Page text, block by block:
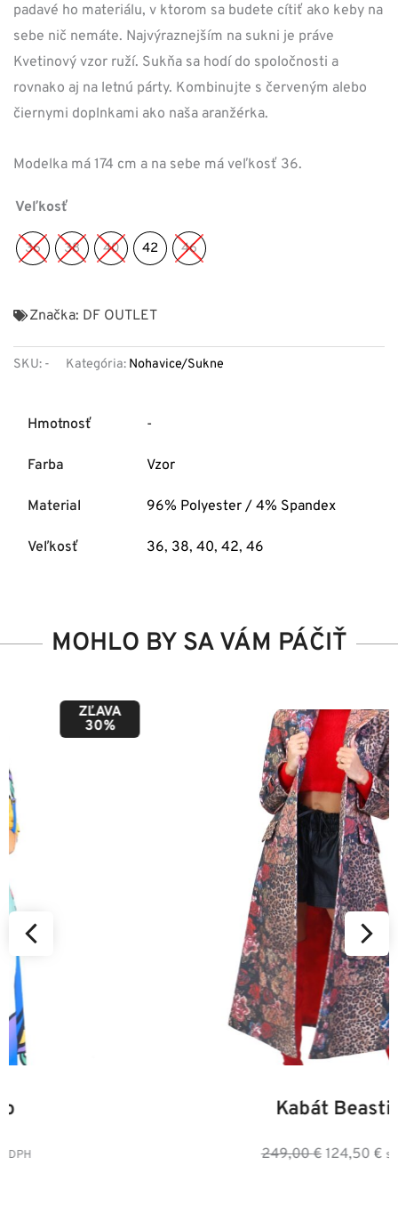
padavé ho materiálu, v ktorom sa budete cítiť ako keby na
sebe nič nemáte. Najvýraznejším na sukni je práve
Kvetinový vzor ruží. Sukňa sa hodí do spoločnosti a
rovnako aj na letnú párty. Kombinujte s červeným alebo
čiernymi doplnkami ako naša aranžérka.
Modelka má 174 cm a na sebe má veľkosť 36.
Veľkosť
36 38 40 42 46
Značka: DF OUTLET
SKU: - Kategória: Nohavice/Sukne
Hmotnosť -
Farba Vzor
Material 96% Polyester / 4% Spandex
Veľkosť 36, 38, 40, 42, 46
MOHLO BY SA VÁM PÁČIŤ
ZĽAVA
50%
Aktuálna
s DPH